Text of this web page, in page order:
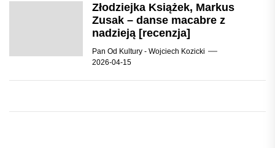
Złodziejka Książek, Markus
Zusak – danse macabre z
nadzieją [recenzja]
Pan Od Kultury - Wojciech Kozicki
2026-04-15